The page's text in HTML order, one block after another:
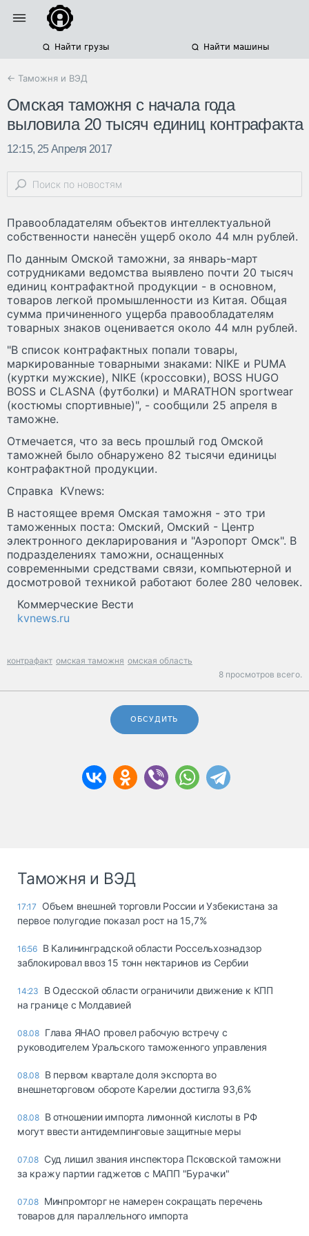
Найти грузы Найти машины
← Таможня и ВЭД
Омская таможня с начала года
выловила 20 тысяч единиц контрафакта
12:15, 25 Апреля 2017
Правообладателям объектов интеллектуальной
собственности нанесён ущерб около 44 млн рублей.
По данным Омской таможни, за январь-март
сотрудниками ведомства выявлено почти 20 тысяч
единиц контрафактной продукции - в основном,
товаров легкой промышленности из Китая. Общая
сумма причиненного ущерба правообладателям
товарных знаков оценивается около 44 млн рублей.
"В список контрафактных попали товары,
маркированные товарными знаками: NIKE и PUMA
(куртки мужские), NIKE (кроссовки), BOSS HUGO
BOSS и CLASNA (футболки) и MARATHON sportwear
(костюмы спортивные)", - сообщили 25 апреля в
таможне.
Отмечается, что за весь прошлый год Омской
таможней было обнаружено 82 тысячи единицы
контрафактной продукции.
Справка KVnews:
В настоящее время Омская таможня - это три
таможенных поста: Омский, Омский - Центр
электронного декларирования и "Аэропорт Омск". В
подразделениях таможни, оснащенных
современными средствами связи, компьютерной и
досмотровой техникой работают более 280 человек.
Коммерческие Вести
kvnews.ru
контрафакт омская таможня омская область
8 просмотров всего.
ОБСУДИТЬ
Таможня и ВЭД
17:17
Объем внешней торговли России и Узбекистана за
первое полугодие показал рост на 15,7%
16:56 В Калининградской области Россельхознадзор
заблокировал ввоз 15 тонн нектаринов из Сербии
14:23
В Одесской области ограничили движение к КПП
на границе с Молдавией
08.08 Глава ЯНАО провел рабочую встречу с
руководителем Уральского таможенного управления
08.08 В первом квартале доля экспорта во
внешнеторговом обороте Карелии достигла 93,6%
08.08 В отношении импорта лимонной кислоты в РФ
могут ввести антидемпинговые защитные меры
07.08 Суд лишил звания инспектора Псковской таможни
за кражу партии гаджетов с МАПП "Бурачки"
07.08 Минпромторг не намерен сокращать перечень
товаров для параллельного импорта